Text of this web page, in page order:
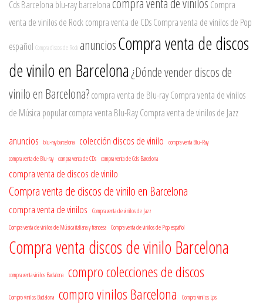
Cds Barcelona blu-ray barcelona
Compra
venta de vinilos de Rockcompra venta de CDsCompra venta de vinilos de Pop
español Compra discos de Rock anunciosCompra venta de discos
de vinilo en Barcelona¿Dónde vender discos de
vinilo en Barcelona?compra venta de Blu-rayCompra venta de vinilos
de Música popularcompra venta Blu-RayCompra venta de vinilos de Jazz
anuncios blu-ray barcelona colección discos de vinilo
compra venta Blu-Ray
compra venta de Blu-ray compra venta de CDs compra venta de Cds Barcelona
compra venta de discos de vinilo
Compra venta de discos de vinilo en Barcelona
compra venta de vinilos
Compra venta de vinilos de Jazz
Compra venta de vinilos de Música italiana y francesa Compra venta de vinilos de Pop español
Compra venta discos de vinilo Barcelona
compra venta vinilos Badalona compro colecciones de discos
Compro vinilos Badalona compro vinilos Barcelona Compro vinilos Lps